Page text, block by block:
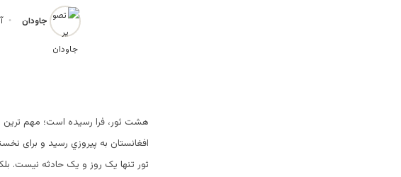
جاودان
هشت ثور، فرا رسيده است؛ مهم
افغانستان به پيروزي رسيد و برای
ثور تنها يک روز و يک حادثه نيست.